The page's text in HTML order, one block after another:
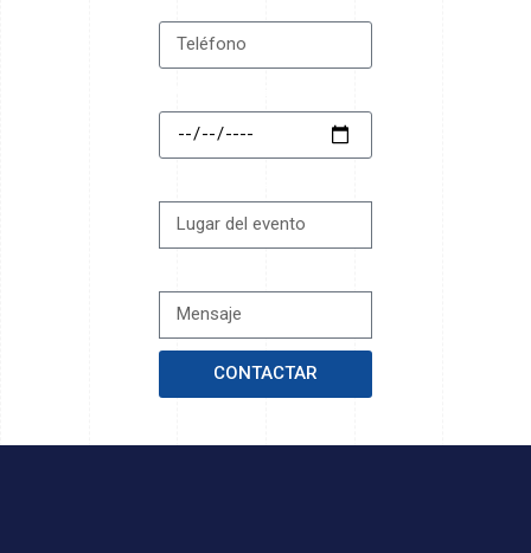
CONTACTAR